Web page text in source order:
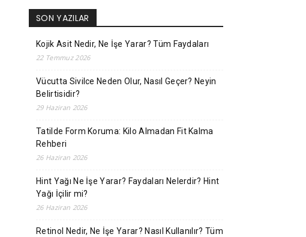
SON YAZILAR
Kojik Asit Nedir, Ne İşe Yarar? Tüm Faydaları
22 Temmuz 2026
Vücutta Sivilce Neden Olur, Nasıl Geçer? Neyin
Belirtisidir?
29 Haziran 2026
Tatilde Form Koruma: Kilo Almadan Fit Kalma
Rehberi
26 Haziran 2026
Hint Yağı Ne İşe Yarar? Faydaları Nelerdir? Hint
Yağı İçilir mi?
26 Haziran 2026
Retinol Nedir, Ne İşe Yarar? Nasıl Kullanılır? Tüm